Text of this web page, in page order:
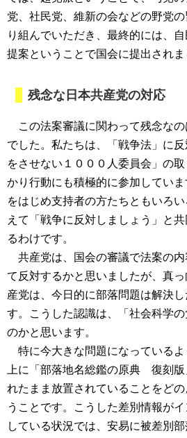
党、社民党、維新の会などの野党
り組んでいただき、最終的には、
提案ということで国会に提出されま
残念な日本共産党の対応
この法案審議に関わって残念な
でした。私たちは、「戦争法」に
をさせない１０００人委員会」の
かり行動にも積極的に参加してい
をはじめ支持者の方たちともいろ
えて「戦争に反対しましょう」と
るわけです。
共産党は、国会の審議で法案の内
て反対するかと思いましたが、真
産党は、今日的に部落問題は解決
す。こうした認識は、「社会科学
のかと思います。
特に今大きな問題になっているよ
上に「部落地名総鑑の原典 復刻
れたまま放置されていることをど
うことです。こうした差別情報が
している状況では、安易に被差別